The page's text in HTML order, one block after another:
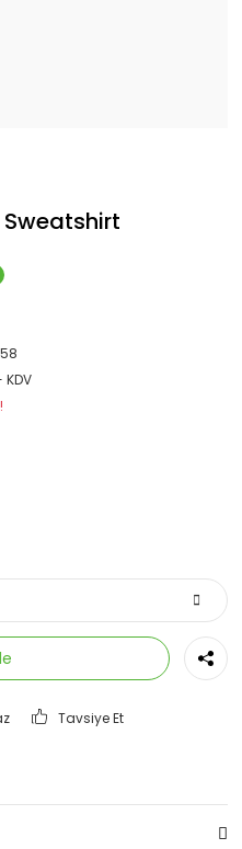
Sweatshirt
KDV
Tavsiye Et